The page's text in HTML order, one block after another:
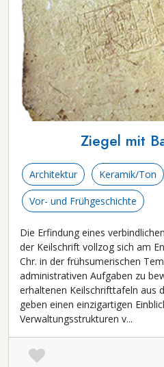
Ziegel mit
Architektur Keramik/Ton
Vor- und Frühgeschichte
Die Erfindung eines
der Keilschrift vollzog sich am
Chr. in der frühsumerischen
administrativen Aufgaben zu
erhaltenen Keilschrifttafeln aus
geben einen einzigartigen
Verwaltungsstrukturen v...